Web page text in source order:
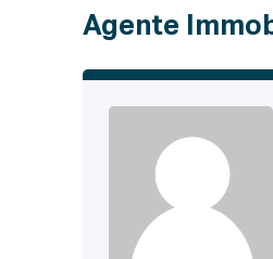
Agente